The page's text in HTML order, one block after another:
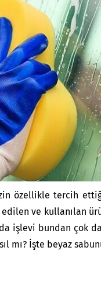
özellikle tercih
ve kullanılan
işlevi bundan çok
mı? İşte beyaz